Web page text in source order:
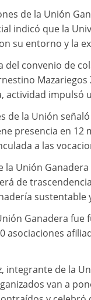
de la Unión
indicó que la
su entorno y la
del convenio de
actividad impulsó
de la Unión
presencia en 12
a las
la Unión
de
Ganadera fue
asociaciones
integrante de la
van a